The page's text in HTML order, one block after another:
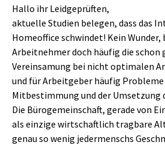
Hallo ihr Leidgeprüften,
aktuelle Studien belegen, dass das
Homeoffice schwindet! Kein
Arbeitnehmer doch häufig die schon
Vereinsamung bei nicht optimalen
und für Arbeitgeber häufig Probleme
Mitbestimmung und der Umsetzung
Die Bürogemeinschaft, gerade von
als einzige wirtschaftlich tragbare
genau so wenig jedermenschs